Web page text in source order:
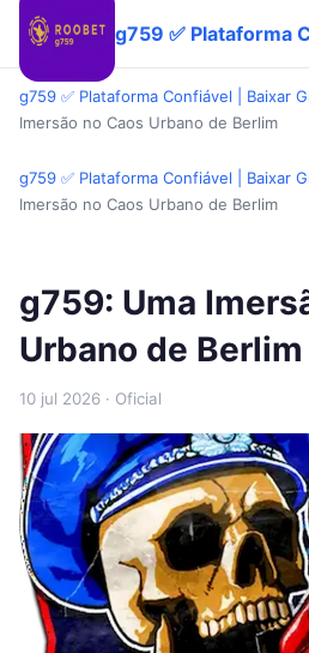
g759 ✅ Plataforma Confiável | Baixar
Imersão no Caos Urbano de Berlim
g759 ✅ Plataforma Confiável | Baixar
Imersão no Caos Urbano de Berlim
g759: Uma
Urbano de Berlim
10 jul 2026 · Oficial